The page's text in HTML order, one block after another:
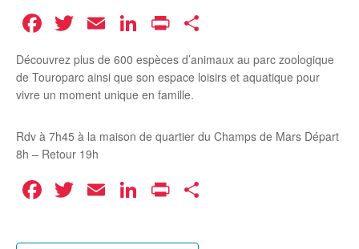
Facebook
Twitter
EmailLinkedIn
Print
Découvrez plus de 600 espèces d’animaux au parc zoologique
de Touroparc ainsi que son espace loisirs et aquatique pour
vivre un moment unique en famille.
Rdv à 7h45 à la maison de quartier du Champs de Mars Départ
8h – Retour 19h
Facebook
Twitter
EmailLinkedIn
Print